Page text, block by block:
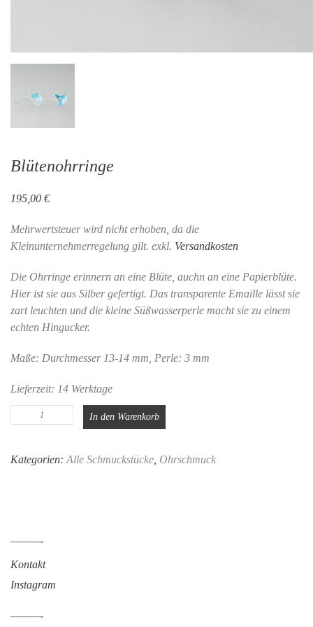
Blütenohrringe
195,00 €
Mehrwertsteuer wird nicht erhoben, da die
Kleinunternehmerregelung gilt. exkl. Versandkosten
Die Ohrringe erinnern an eine Blüte, auchn an eine Papierblüte.
Hier ist sie aus Silber gefertigt. Das transparente Emaille lässt sie
zart leuchten und die kleine Süßwasserperle macht sie zu einem
echten Hingucker.
Maße: Durchmesser 13-14 mm, Perle: 3 mm
Lieferzeit: 14 Werktage
Blütenohrringe
In den Warenkorb
Kategorien: Alle Schmuckstücke Ohrschmuck
———-
Kontakt
Instagram
———-